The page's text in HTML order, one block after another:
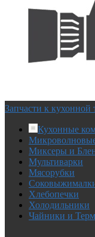
Запчасти к кухонной
Кухонные
Миксеры и
Мультиварки
Мясорубки
Хлебопечки
Холодильники
Чайники и